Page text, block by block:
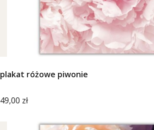
plakat różowe piwonie
Cena
49,00 zł